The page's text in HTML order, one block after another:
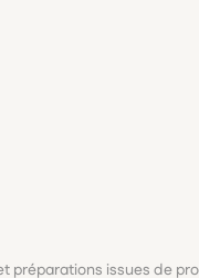
préparations issues de